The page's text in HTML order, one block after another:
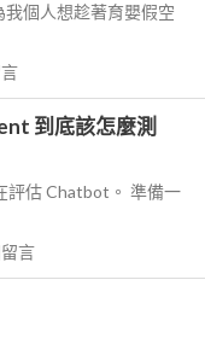
個人想趁著育嬰假空
到底該怎麼測
評估 Chatbot。 準備一
言